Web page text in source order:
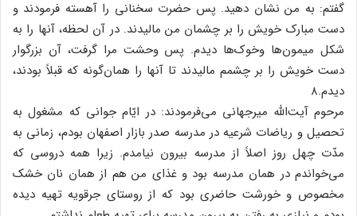
گفتم: به من نشان دهید. پس حضرت سخنانی را آهسته فرمودند و
دست مبارک خویش را بر چشمان من مالیدند. در آن لحظه، آنها را به
شکل میمون‌ها وخوک‌ها دیدم. پس وحشت مرا گرفت، آن بزرگوار
دست خویش را بر چشمم مالیدند تا آنها را همان‌گونه که قبلاً بودند،
دیدم.۸
مرحوم آیت‌الله میرجهانی می‌فرمودند: در ایّام جوانی که مشغول به
تحصیل و ریاضات شرعیه در مدرسه صدر بازار اصفهان بودم، زمانی به
مدّت چهل روز اصلاً از مدرسه بیرون نیامدم. زیرا همه دروسی که
می‌خواندم در همان مدرسه بود و غذای من هم از همان نان خشک
مخصوص و خورشت حاضری بود که از روستای جرقویه تهیه دیده